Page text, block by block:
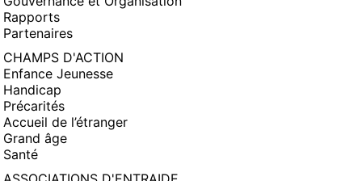
Rapports
Partenaires
CHAMPS D'ACTION
Enfance Jeunesse
Handicap
Précarités
Accueil de l’étranger
Grand âge
Santé